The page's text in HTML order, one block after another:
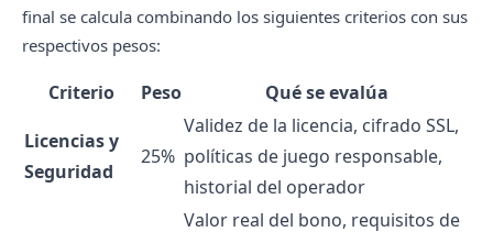
final se calcula combinando los siguientes criterios con sus
respectivos pesos:
Criterio Peso
Qué se evalúa
Licencias y
Seguridad
25%
Validez de la licencia, cifrado SSL,
políticas de juego responsable,
historial del operador
Valor real del bono, requisitos de